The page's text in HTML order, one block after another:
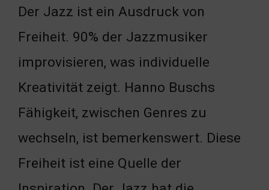
Der Jazz ist ein Ausdruck von
Freiheit. 90% der Jazzmusiker
improvisieren, was individuelle
Kreativität zeigt. Hanno Buschs
Fähigkeit, zwischen Genres zu
wechseln, ist bemerkenswert. Diese
Freiheit ist eine Quelle der